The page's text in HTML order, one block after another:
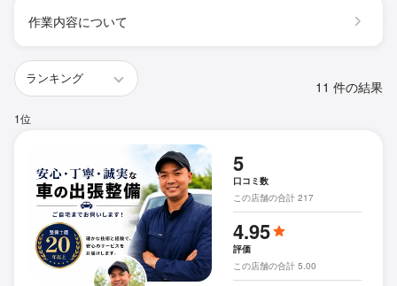
作業内容について
11 件の結果
1位
5
口コミ数
この店舗の合計 217
4.95
評価
この店舗の合計 5.00